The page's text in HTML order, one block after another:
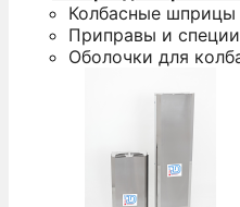
Колбасные шприцы
Приправы и
Оболочки для